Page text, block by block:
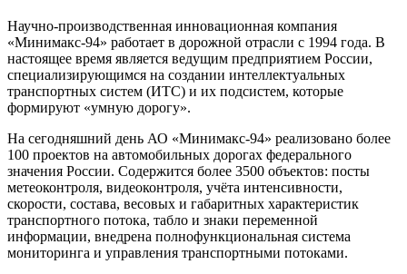
Научно-производственная инновационная компания
«Минимакс-94» работает в дорожной отрасли с 1994 года. В
настоящее время является ведущим предприятием России,
специализирующимся на создании интеллектуальных
транспортных систем (ИТС) и их подсистем, которые
формируют «умную дорогу».
На сегодняшний день АО «Минимакс-94» реализовано более
100 проектов на автомобильных дорогах федерального
значения России. Содержится более 3500 объектов: посты
метеоконтроля, видеоконтроля, учёта интенсивности,
скорости, состава, весовых и габаритных характеристик
транспортного потока, табло и знаки переменной
информации, внедрена полнофункциональная система
мониторинга и управления транспортными потоками.